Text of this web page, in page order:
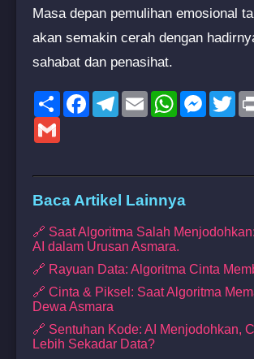
Masa depan pemulihan emosional
akan semakin cerah dengan
sahabat dan penasihat.
ShareFacebookTelegram
EmailWhatsApp
Baca Artikel Lainnya
🔗 Saat Algoritma Salah
AI dalam Urusan Asmara.
🔗 Rayuan Data: Algoritma Cinta
🔗 Cinta & Piksel: Saat Algoritma
Dewa Asmara
🔗 Sentuhan Kode: AI Menjodohkan,
Lebih Sekadar Data?